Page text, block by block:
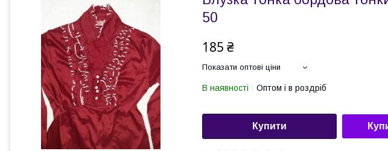
50
185 ₴
Показати оптові ціни
В наявності Оптом і в роздріб
Купити